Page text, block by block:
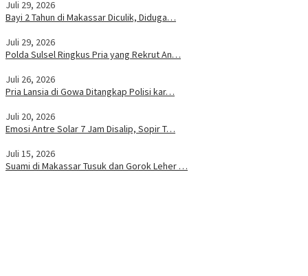
Juli 29, 2026
Bayi 2 Tahun di Makassar Diculik, Diduga…
Juli 29, 2026
Polda Sulsel Ringkus Pria yang Rekrut An…
Juli 26, 2026
Pria Lansia di Gowa Ditangkap Polisi kar…
Juli 20, 2026
Emosi Antre Solar 7 Jam Disalip, Sopir T…
Juli 15, 2026
Suami di Makassar Tusuk dan Gorok Leher …